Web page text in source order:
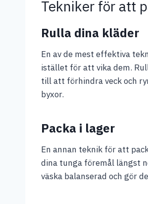
Tekniker för att
Rulla dina kläder
En av de mest effektiva
istället för att vika dem.
till att förhindra veck och
byxor.
Packa i lager
En annan teknik för att
dina tunga föremål längst
väska balanserad och gör